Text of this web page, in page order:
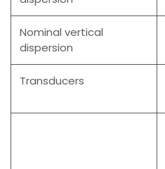
Nominal vertical
dispersion
Transducers